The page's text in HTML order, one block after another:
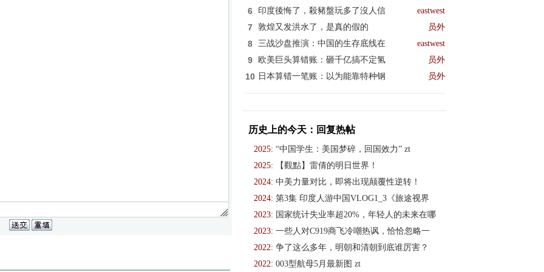
6 印度後悔了，殺豬盤玩多了沒人信 eastwest
7 敦煌又发洪水了，是真的假的 员外
8 三战沙盘推演：中国的生存底线在 eastwest
9 欧美巨头算错账：砸千亿搞不定氢 员外
10 日本算错一笔账：以为能靠特种钢 员外
历史上的今天：回复热帖
2025: “中国学生：美国梦碎，回国效力” zt
2025:
【觀點】雷倩的明日世界！
2024: 中美力量对比，即将出现颠覆性逆转！
2024: 第3集 印度人游中国VLOG1_3《旅途视界
2023: 国家统计失业率超20%，年轻人的未来在哪
2023: 一些人对C919商飞冷嘲热讽，恰恰忽略一
2022: 争了这么多年，明朝和清朝到底谁厉害？
2022: 003型航母5月最新图 zt